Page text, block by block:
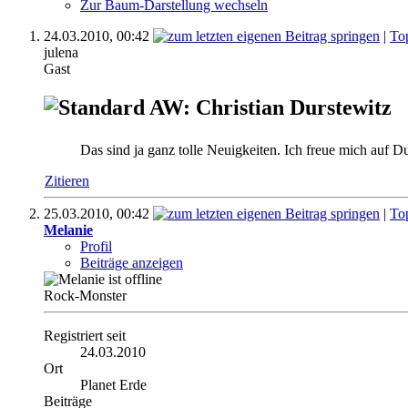
Zur Baum-Darstellung wechseln
24.03.2010, 00:42 |
julena
Gast
AW: Christian Durstewitz
Das sind ja ganz tolle Neuigkeiten. Ich freue mich auf
Zitieren
25.03.2010, 00:42 |
Melanie
Profil
Beiträge anzeigen
Rock-Monster
Registriert seit
24.03.2010
Ort
Planet Erde
Beiträge